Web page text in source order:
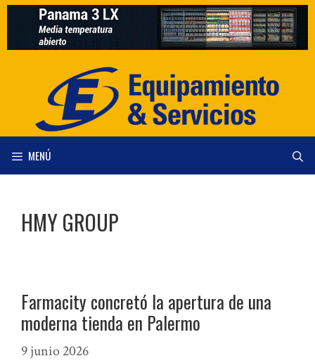
Saltar
contenido
MENÚ
HMY GROUP
Farmacity concretó la apertura de una
moderna tienda en Palermo
9 junio 2026